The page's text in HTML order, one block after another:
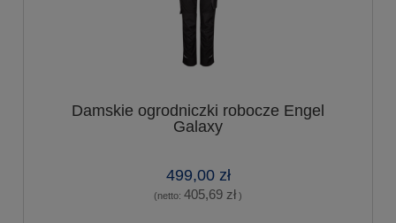
Damskie ogrodniczki robocze Engel
Galaxy
499,00 zł
(netto: 405,69 zł )